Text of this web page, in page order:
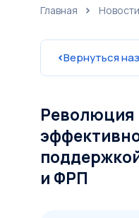
КонтактыСтрахование
Главная Новости
Революция
и ФРП
Вернуться